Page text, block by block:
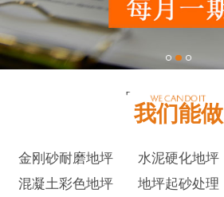
我们能做
金刚砂耐磨地坪 水泥硬化地坪
混凝土彩色地坪
地坪起砂处理